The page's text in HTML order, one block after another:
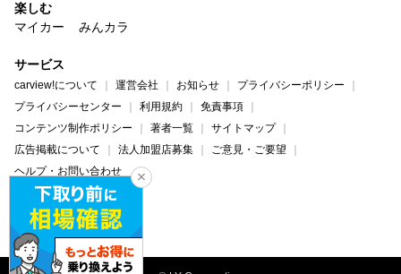
楽しむ
マイカー
みんカラ
サービス
carview!について 運営会社 お知らせ
プライバシーポリシー
プライバシーセンター
利用規約
免責事項
コンテンツ制作ポリシー
著者一覧
サイトマップ
広告掲載について
法人加盟店募集
ご意見・ご要望
ヘルプ・お問い合わせ
carview! Yahoo! JAPAN